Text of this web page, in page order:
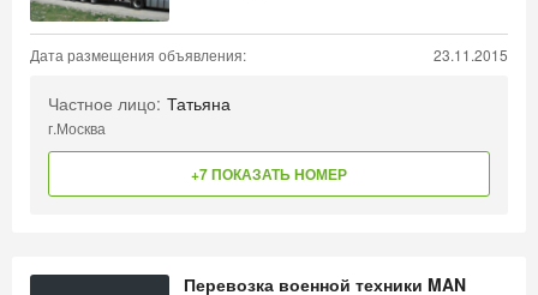
Дата размещения объявления: 23.11.2015
Частное лицо: Татьяна
г.Москва
+7 ПОКАЗАТЬ НОМЕР
Перевозка военной техники MAN